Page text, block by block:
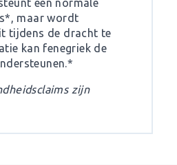
een normale
maar wordt
tijdens de dracht te
kan fenegriek de
zijn